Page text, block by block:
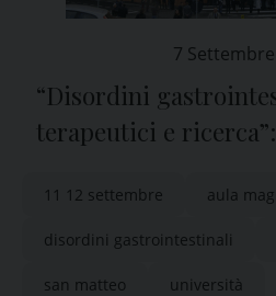
7
“Disordini
terapeutici e
11 12 settembre aula
disordini gastrointestinali
san matteo università